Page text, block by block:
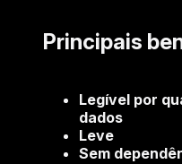
Principais
Legível por
dados
Leve
Sem